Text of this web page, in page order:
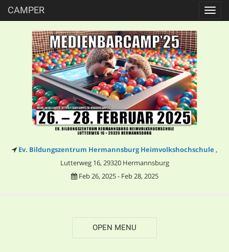
CAMPER
Ev. Bildungszentrum Hermannsburg Heimvolkshochschule ,
Lutterweg 16, 29320 Hermannsburg
Feb 26, 2025 - Feb 28, 2025
OPEN MENU